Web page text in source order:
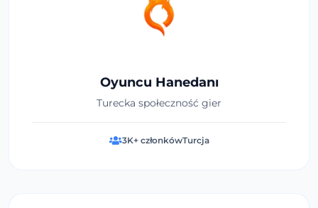
Oyuncu Hanedanı
Turecka społeczność gier
3K+ członkówTurcja